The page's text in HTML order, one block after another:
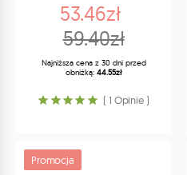
53.46zł
59.40zł
Najniższa cena z 30 dni przed
obniżką: 44.55zł
( 1 Opinie )
Promocja